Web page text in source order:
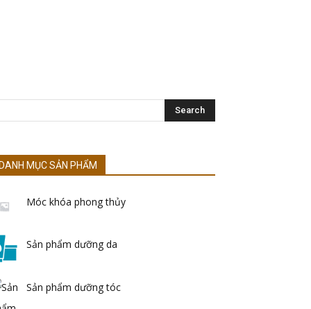
DANH MỤC SẢN PHẨM
Móc khóa phong thủy
Sản phẩm dưỡng da
Sản phẩm dưỡng tóc